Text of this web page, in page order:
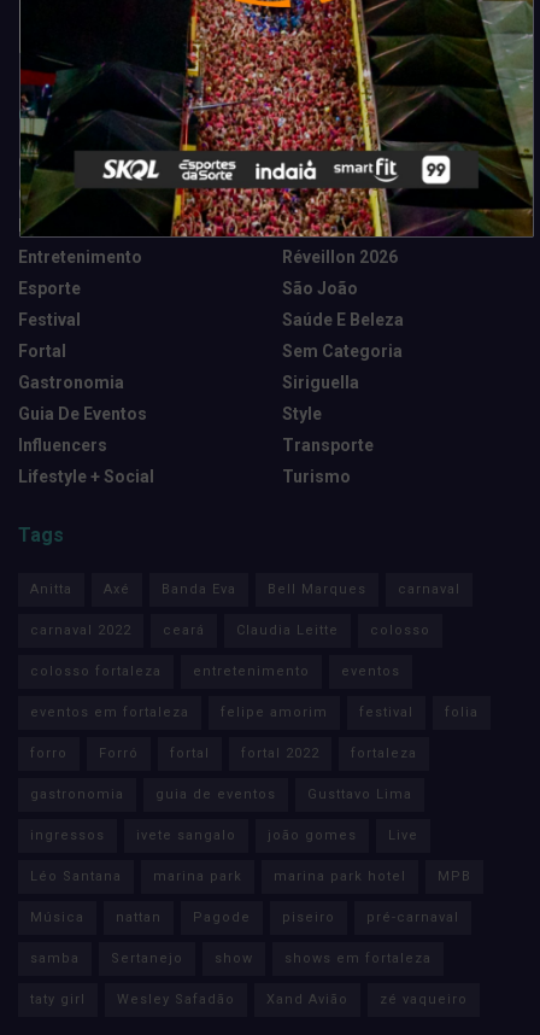
Categorias
Camarote Vip Junino
Cidade
Destaques
Entretenimento
Esporte
Festival
Fortal
Gastronomia
Guia De Eventos
Influencers
Lifestyle + Social
Marketing E Negócios
Música
News Tech
Réveillon 2026
São João
Saúde E Beleza
Sem Categoria
Siriguella
Style
Transporte
Turismo
Tags
Anitta Axé Banda Eva Bell Marques carnaval
carnaval 2022 ceará Claudia Leitte colosso
colosso fortaleza entretenimento eventos
eventos em fortaleza felipe amorim festival folia
forro Forró fortal fortal 2022 fortaleza
gastronomia guia de eventos Gusttavo Lima
ingressos ivete sangalo joão gomes Live
Léo Santana marina park marina park hotel MPB
Música nattan Pagode piseiro pré-carnaval
samba Sertanejo show shows em fortaleza
taty girl Wesley Safadão Xand Avião zé vaqueiro